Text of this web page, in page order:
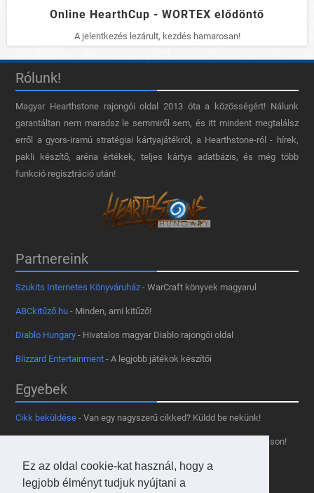
Ez az oldal cookie-kat használ, hogy a
legjobb élményt tudjuk nyújtani a
Online HearthCup - WORTEX elődöntő
A jelentkezés lezárult, kezdés hamarosan!
Rólunk!
Magyar Hearthstone​ rajongói oldal 2013 óta a közösségért! Nálunk
garantáltan nem maradsz le semmiről sem, és itt mindent megtalálsz
erről a gyors-iramú stratégiai kártyajátékról, a Hearthstone-ról - hírek,
pakli készítő, aréna értékek, teljes kártya adatbázis, és még több
funkció regisztráció után!
Partnereink
Szukits Internetes Könyváruház - WarCraft könyvek magyarul
ABCkitűző.hu - Minden, ami kitűző!
Diablo Hungary - Hivatalos magyar Diablo rajongói oldal
Blizzard Entertainment - A legjobb játékok készítői
Egyebek
Cikk beküldése - Van egy nagyszerű cikked? Küldd be nekünk!
- Tetszik az oldal? Segíts, hogy fennmaradhasson!
Kapcsolat, médiaajánlat- Lépj velünk kapcsolatba!
Használd a tooltipünket- A saját oldaladon is!